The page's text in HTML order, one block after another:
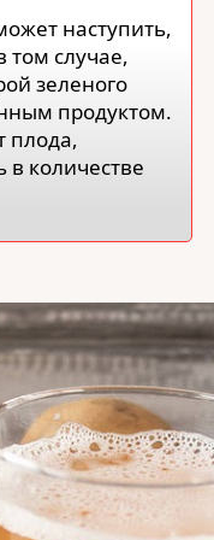
наступить,
случае,
зеленого
продуктом.
плода,
в количестве